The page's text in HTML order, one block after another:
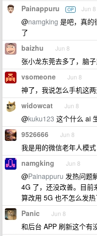
Painappuru OP Jun 8
@namgking 是吧，真的
了
baizhu Jun 8
张小龙东莞去多了，脑
vsomeone Jun 8
神了，我说怎么手机这
widowcat Jun 8
@kuku123 这个什么 ai
9526666 Jun 8
我是用的微信老年人模式
namgking Jun 8
@Painappuru 发热问题
4G 了，还没改善。目前
算改用 5G 也不怎么发
Panic Jun 8
和后台 APP 刷新这个有